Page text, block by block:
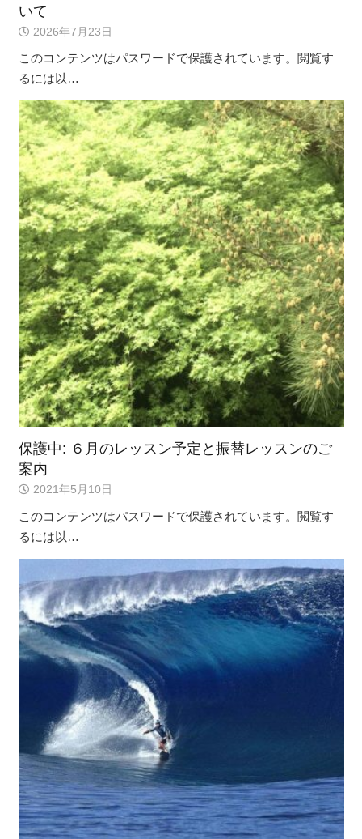
いて
2026年7月23日
このコンテンツはパスワードで保護されています。閲覧す
るには以…
保護中: ６月のレッスン予定と振替レッスンのご
案内
2021年5月10日
このコンテンツはパスワードで保護されています。閲覧す
るには以…